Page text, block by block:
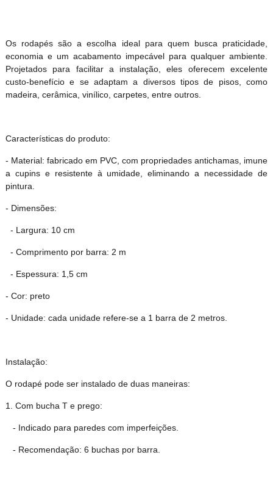
Os rodapés são a escolha ideal para quem busca praticidade,
economia e um acabamento impecável para qualquer ambiente.
Projetados para facilitar a instalação, eles oferecem excelente
custo-benefício e se adaptam a diversos tipos de pisos, como
madeira, cerâmica, vinílico, carpetes, entre outros.
Características do produto:
- Material: fabricado em PVC, com propriedades antichamas, imune
a cupins e resistente à umidade, eliminando a necessidade de
pintura.
- Dimensões:
- Largura: 10 cm
- Comprimento por barra: 2 m
- Espessura: 1,5 cm
- Cor: preto
- Unidade: cada unidade refere-se a 1 barra de 2 metros.
Instalação:
O rodapé pode ser instalado de duas maneiras:
1. Com bucha T e prego:
- Indicado para paredes com imperfeições.
- Recomendação: 6 buchas por barra.